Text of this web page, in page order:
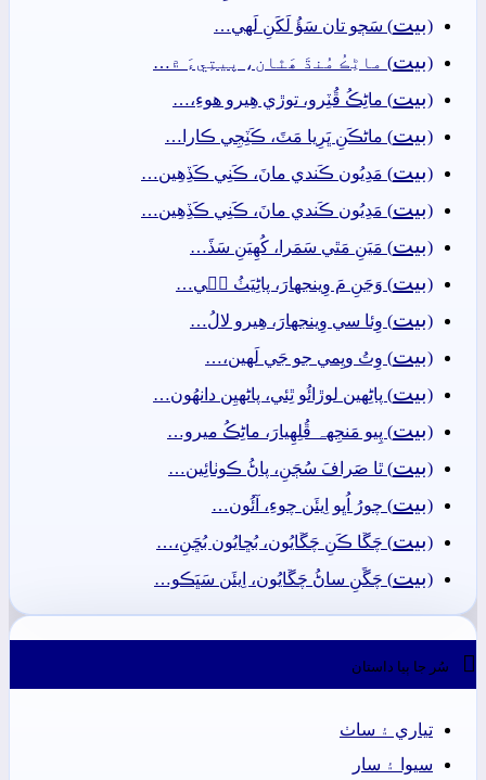
(بيت) سَڄو تان سَؤُ لَکَنِ لَھي…
(بيت) ماڻِڪُ مُنڌَ ھَٿان، پيتِيءَ ۾…
(بيت) ماڻِڪُ ڦُٽِرو، توڙي ھِيرو ھوءِ،…
(بيت) ماڻڪَنِ ڀَرِيا مَٽَ، ڪَٽِجِي ڪارا…
(بيت) مَدِيُون ڪَندي مانَ، ڪَنِي ڪَڏِھِين…
(بيت) مَدِيُون ڪَندي مانَ، ڪَنِي ڪَڏِھِين…
(بيت) مَيَنِ مَٿي سَمَرا، کُھِيَنِ سَڏَ…
(بيت) وَڃَنِ مَ وِينجهارَ، پاڻِيَٺُ جٖي…
(بيت) وِئا سي وِينجهارَ، ھِيرو لالُ…
(بيت) وِتُ ويِمي جو جَي لَھين،…
(بيت) پاڻِهين لوڙائُو ٿِئي، پاڻهيِن دانھُون…
(بيت) پِيو مَنجِهہ ڦُلِهِيارَ، ماڻِڪُ ميرو…
(بيت) ٿا صَرافَ سُڄَنِ، پاڻُ ڪوٺائِين…
(بيت) چورُ اُڀو اِيئَن چوءِ، آئُون…
(بيت) چَڱا ڪَنِ چَڱايُون، بُڇايُون بُڇَنِ،…
(بيت) چَڱَنِ ساڻُ چَڱايُون، اِيئَن سَڀَڪو…
 سُر جا ٻيا داستان
تياري ۽ ساٺ
سيوا ۽ سار